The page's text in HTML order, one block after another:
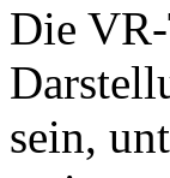
Die
sein,